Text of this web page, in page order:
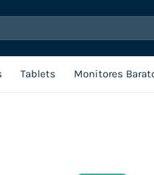
Tablets Monitores